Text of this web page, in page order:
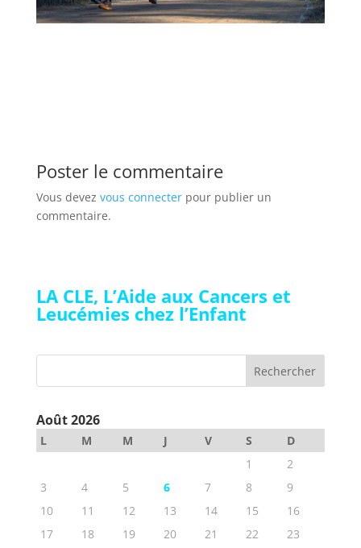
Poster le commentaire
Vous devez vous connecterpour publier un
commentaire.
LA CLE, L’Aide aux Cancers et
Leucémies chez l’Enfant
Août 2026
L M M J V S
D
1
2
3
4 5 6 7 8
9
10
11 12 13 14 15
16
17
18 19 20 21 22
23